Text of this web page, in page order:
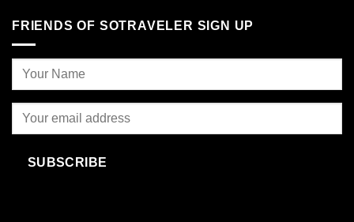
FRIENDS OF SOTRAVELER SIGN UP
SUBSCRIBE